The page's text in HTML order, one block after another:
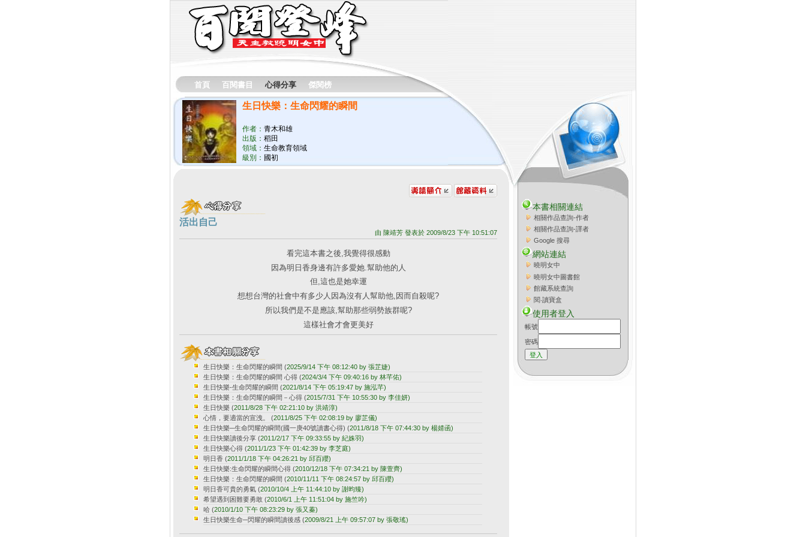
首頁 百閱書目 心得分享 傑閱榜
生日快樂：生命閃耀的瞬間
作者： 青木和雄
出版： 稻田
領域： 生命教育領域
級別： 國初
活出自己
由 陳靖芳 發表於 2009/8/23 下午 10:51:07
看完這本書之後,我覺得很感動
因為明日香身邊有許多愛她.幫助他的人
但,這也是她幸運
想想台灣的社會中有多少人因為沒有人幫助他,因而自殺呢?
所以我們是不是應該,幫助那些弱勢族群呢?
這樣社會才會更美好
生日快樂：生命閃耀的瞬間 (2025/9/14 下午 08:12:40 by 張芷婕)
生日快樂：生命閃耀的瞬間 心得 (2024/3/4 下午 09:40:16 by 林芊佑)
生日快樂-生命閃耀的瞬間 (2021/8/14 下午 05:19:47 by 施泓芊)
生日快樂：生命閃耀的瞬間－心得 (2015/7/31 下午 10:55:30 by 李佳妍)
生日快樂 (2011/8/28 下午 02:21:10 by 洪靖淳)
心情，要適當的宣洩。
(2011/8/25 下午 02:08:19 by 廖芷儀)
生日快樂─生命閃耀的瞬間(國一庚40號讀書心得) (2011/8/18 下午 07:44:30 by 楊婧函)
生日快樂讀後分享 (2011/2/17 下午 09:33:55 by 紀姝羽)
生日快樂心得 (2011/1/23 下午 01:42:39 by 李芝庭)
明日香 (2011/1/18 下午 04:26:21 by 邱百纓)
生日快樂:生命閃耀的瞬間心得 (2010/12/18 下午 07:34:21 by 陳萱齊)
生日快樂：生命閃耀的瞬間 (2010/11/11 下午 08:24:57 by 邱百纓)
明日香可貴的勇氣 (2010/10/4 上午 11:44:10 by 謝昀臻)
希望遇到困難要勇敢 (2010/6/1 上午 11:51:04 by 施竺吟)
哈 (2010/1/10 下午 08:23:29 by 張又蓁)
生日快樂生命─閃耀的瞬間讀後感 (2009/8/21 上午 09:57:07 by 張敬瑤)
本書相關連結
相關作品查詢-作者
相關作品查詢-譯者
Google 搜尋
網站連結
曉明女中
曉明女中圖書館
館藏系統查詢
閱‧讀寶盒
使用者登入
帳號
密碼